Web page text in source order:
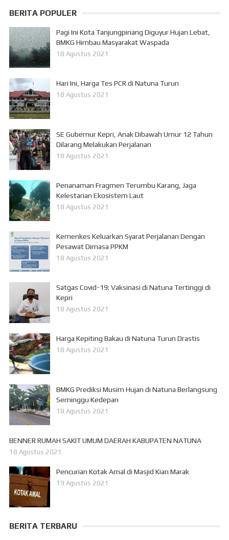
BERITA POPULER
Pagi Ini Kota Tanjungpinang Diguyur Hujan Lebat,
BMKG Himbau Masyarakat Waspada
18 Agustus 2021
Hari Ini, Harga Tes PCR di Natuna Turun
18 Agustus 2021
SE Gubernur Kepri, Anak Dibawah Umur 12 Tahun
Dilarang Melakukan Perjalanan
18 Agustus 2021
Penanaman Fragmen Terumbu Karang, Jaga
Kelestarian Ekosistem Laut
18 Agustus 2021
Kemenkes Keluarkan Syarat Perjalanan Dengan
Pesawat Dimasa PPKM
18 Agustus 2021
Satgas Covid-19: Vaksinasi di Natuna Tertinggi di
Kepri
18 Agustus 2021
Harga Kepiting Bakau di Natuna Turun Drastis
18 Agustus 2021
BMKG Prediksi Musim Hujan di Natuna Berlangsung
Seminggu Kedepan
18 Agustus 2021
BENNER RUMAH SAKIT UMUM DAERAH KABUPATEN NATUNA
18 Agustus 2021
Pencurian Kotak Amal di Masjid Kian Marak
19 Agustus 2021
BERITA TERBARU